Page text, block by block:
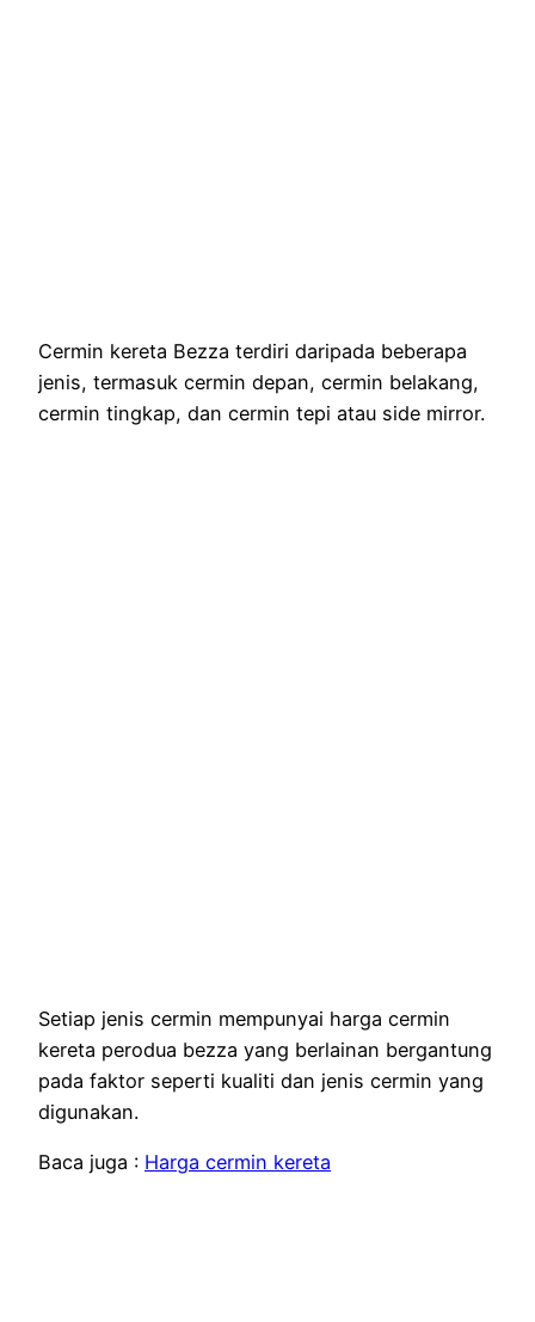
Cermin kereta Bezza terdiri daripada beberapa
jenis, termasuk cermin depan, cermin belakang,
cermin tingkap, dan cermin tepi atau side mirror.
Setiap jenis cermin mempunyai harga cermin
kereta perodua bezza yang berlainan bergantung
pada faktor seperti kualiti dan jenis cermin yang
digunakan.
Baca juga : Harga cermin kereta